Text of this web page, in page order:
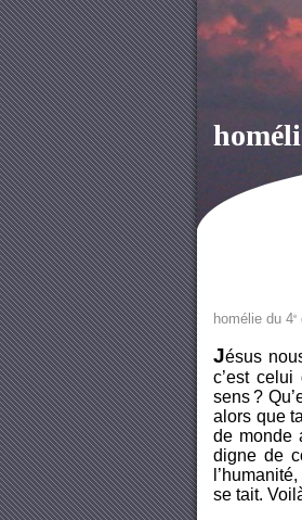
homélie du 4e
Jésus
c’est
sens ?
alors que
de monde
digne de
se tait.